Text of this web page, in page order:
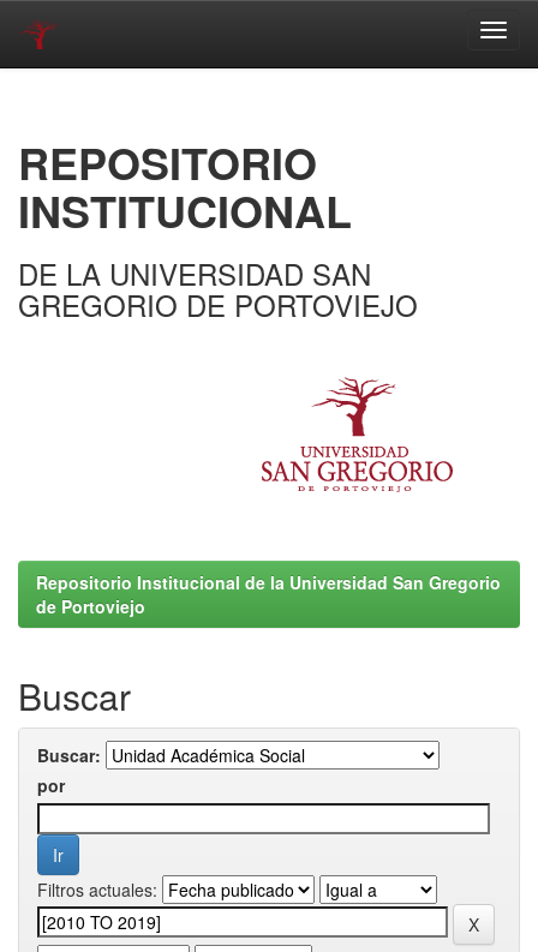
REPOSITORIO
INSTITUCIONAL
DE LA UNIVERSIDAD SAN
GREGORIO DE PORTOVIEJO
Repositorio Institucional de la Universidad San Gregorio
de Portoviejo
Buscar
Buscar:
por
Filtros actuales: